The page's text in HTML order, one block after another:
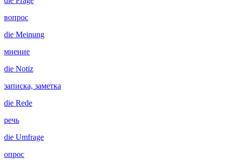
вопрос
die Meinung
мнение
die Notiz
записка, заметка
die Rede
речь
die Umfrage
опрос